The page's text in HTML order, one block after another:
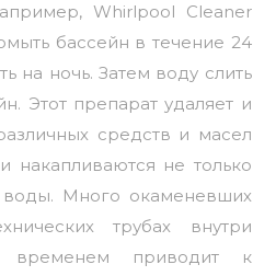
Whirlpool Cleaner
бассейн в течение 24
на ночь. Затем воду слить
Этот препарат удаляет и
средств и масел
накапливаются не только
воды. Много окаменевших
трубах внутри
временем приводит к